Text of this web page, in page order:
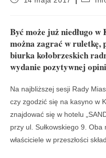
Być może już niedługo w
można zagrać w ruletkę,
biurka kołobrzeskich
wydanie pozytywnej
Na najbliższej sesji Rady
czy zgodzić się na kasyno w
znajdować się w hotelu
przy ul. Sułkowskiego 9.
właściciele w przeszłości